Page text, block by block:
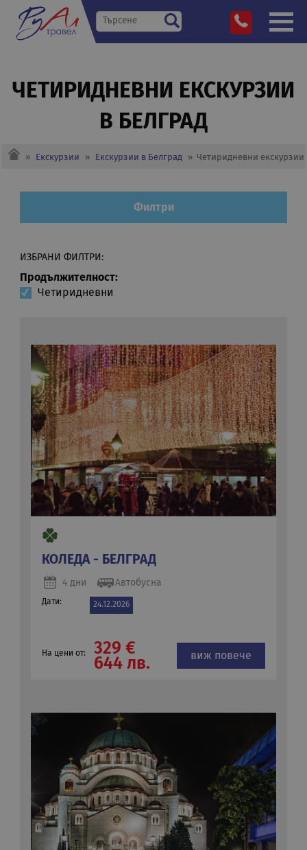
ЧЕТИРИДНЕВНИ EКСКУРЗИИ
В БЕЛГРАД
» Екскурзии » Екскурзии в Белград » Четиридневни eкскурзии
Филтри
ИЗБРАНИ ФИЛТРИ:
Продължителност:
Четиридневни
КОЛЕДА - БЕЛГРАД
4 дни Автобусна
Дати: 24.12.2026
На цени от:
329 €
644 лв.
виж повече